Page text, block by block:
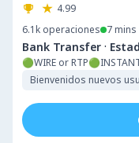
4.99
6.1k operaciones 7
Bank Transfer ·
🟢WIRE or
Bienvenidos nuevos